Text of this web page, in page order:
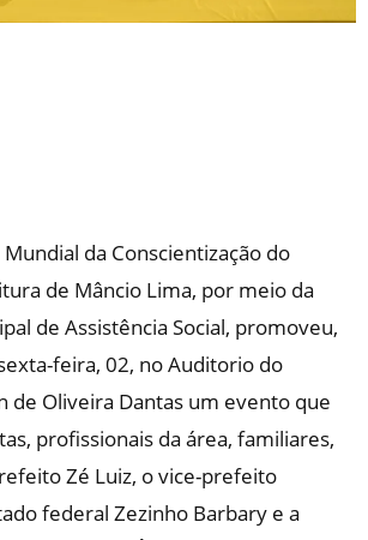
Mundial da Conscientização do
de Mâncio Lima, por meio da
de Assistência Social, promoveu,
feira, 02, no Auditorio do
de Oliveira Dantas um evento que
profissionais da área, familiares,
Zé Luiz, o vice-prefeito
federal Zezinho Barbary e a